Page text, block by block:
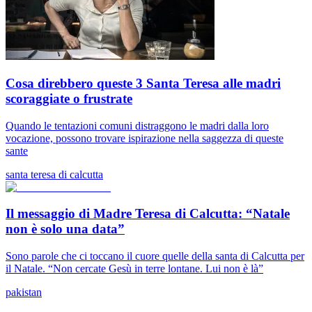
Cosa direbbero queste 3 Santa Teresa alle madri
scoraggiate o frustrate
Quando le tentazioni comuni distraggono le madri dalla loro
vocazione, possono trovare ispirazione nella saggezza di queste
sante
santa teresa di calcutta
Il messaggio di Madre Teresa di Calcutta: “Natale
non è solo una data”
Sono parole che ci toccano il cuore quelle della santa di Calcutta per
il Natale. “Non cercate Gesù in terre lontane. Lui non è là”
pakistan